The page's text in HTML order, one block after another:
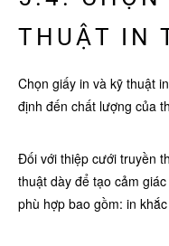
THUẬT IN
Chọn giấy in và kỹ thuật
định đến chất lượng của
Đối với thiệp cưới truyền
thuật dày để tạo cảm
phù hợp bao gồm: in